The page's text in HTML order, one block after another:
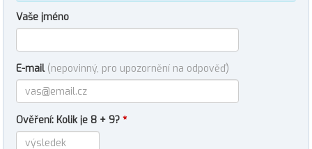
Vaše jméno
E-mail (nepovinný, pro upozornění na odpověď)
Ověření: Kolik je 8 + 9? *